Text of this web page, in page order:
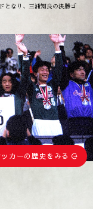
となり、三浦知良の決勝ゴ
ッカーの歴史をみる